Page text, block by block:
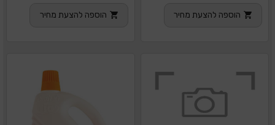
הוספה להצעת מחיר הוספה להצעת מחיר